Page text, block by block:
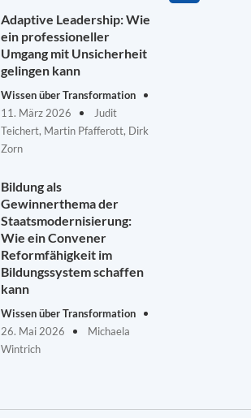
Adaptive Leadership: Wie
ein professioneller
Umgang mit Unsicherheit
gelingen kann
Wissen über Transformation
11. März 2026
Judit
Teichert, Martin Pfafferott, Dirk
Zorn
Bildung als
Gewinnerthema der
Staatsmodernisierung:
Wie ein Convener
Reformfähigkeit im
Bildungssystem schaffen
kann
Wissen über Transformation
26. Mai 2026
Michaela
Wintrich